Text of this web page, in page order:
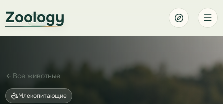
Zoology
Все животные
Млекопитающие